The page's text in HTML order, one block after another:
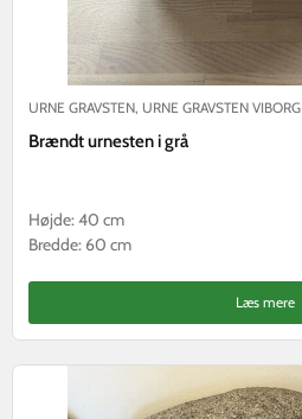
URNE GRAVSTEN, URNE GRAVSTEN VIBORG
Brændt urnesten i grå
Højde: 40 cm
Bredde: 60 cm
Læs mere